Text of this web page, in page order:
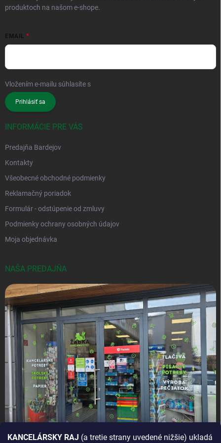
KANCELÁRSKY RAJ (a tretie strany uvedené nižšie) ukladá
produktoch na našom e-shope.
EMAIL
Vložením e-mailu súhlasíte s
Prihlásiť sa
INFORMÁCIE PRE VÁS
Predajňa Bardejov
Kontakty
Všeobecné obchodné podmienky
Reklamačný poriadok
Formulár - odstúpenie od zmluvy
Podmienky ochrany osobných údajov
Moja objednávka
NAŠA PREDAJŇA